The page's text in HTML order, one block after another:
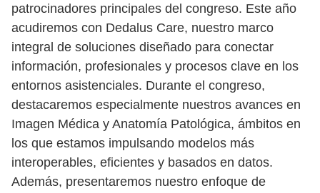
patrocinadores principales del congreso. Este año
acudiremos con Dedalus Care, nuestro marco
integral de soluciones diseñado para conectar
información, profesionales y procesos clave en los
entornos asistenciales. Durante el congreso,
destacaremos especialmente nuestros avances en
Imagen Médica y Anatomía Patológica, ámbitos en
los que estamos impulsando modelos más
interoperables, eficientes y basados en datos.
Además, presentaremos nuestro enfoque de